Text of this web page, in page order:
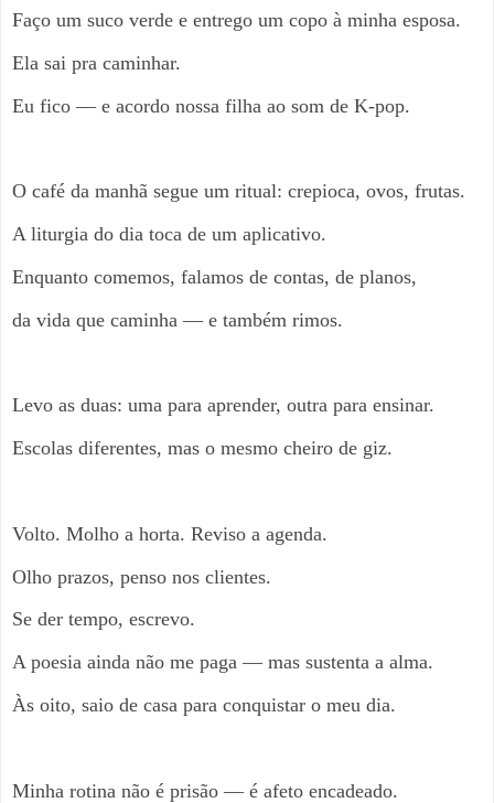
Faço um suco verde e entrego um copo à minha esposa.
Ela sai pra caminhar.
Eu fico — e acordo nossa filha ao som de K-pop.
O café da manhã segue um ritual: crepioca, ovos, frutas.
A liturgia do dia toca de um aplicativo.
Enquanto comemos, falamos de contas, de planos,
da vida que caminha — e também rimos.
Levo as duas: uma para aprender, outra para ensinar.
Escolas diferentes, mas o mesmo cheiro de giz.
Volto. Molho a horta. Reviso a agenda.
Olho prazos, penso nos clientes.
Se der tempo, escrevo.
A poesia ainda não me paga — mas sustenta a alma.
Às oito, saio de casa para conquistar o meu dia.
Minha rotina não é prisão — é afeto encadeado.